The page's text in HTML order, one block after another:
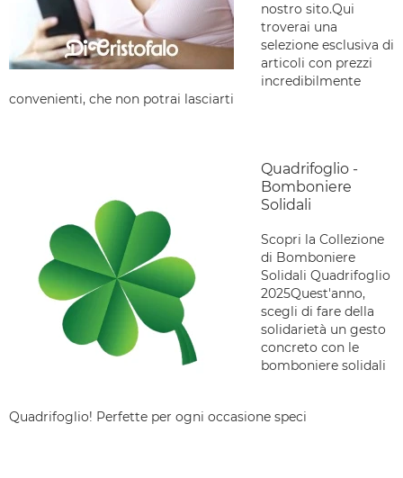
nostro sito.Qui
troverai una
selezione esclusiva di
articoli con prezzi
incredibilmente
convenienti, che non potrai lasciarti
Quadrifoglio -
Bomboniere
Solidali
Scopri la Collezione
di Bomboniere
Solidali Quadrifoglio
2025Quest'anno,
scegli di fare della
solidarietà un gesto
concreto con le
bomboniere solidali
Quadrifoglio! Perfette per ogni occasione speci